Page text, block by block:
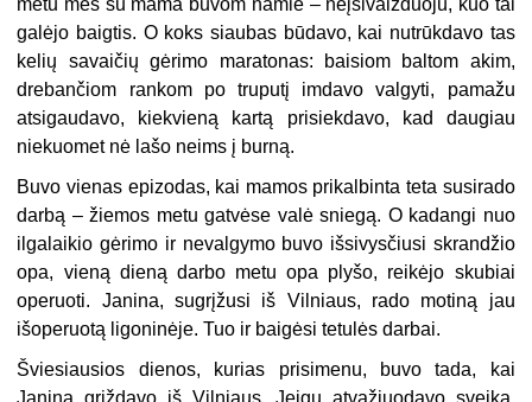
metu mes su mama buvom namie – neįsivaizduoju, kuo tai
galėjo baigtis. O koks siaubas būdavo, kai nutrūkdavo tas
kelių savaičių gėrimo maratonas: baisiom baltom akim,
drebančiom rankom po truputį imdavo valgyti, pamažu
atsigaudavo, kiekvieną kartą prisiekdavo, kad daugiau
niekuomet nė lašo neims į burną.
Buvo vienas epizodas, kai mamos prikalbinta teta susirado
darbą – žiemos metu gatvėse valė sniegą. O kadangi nuo
ilgalaikio gėrimo ir nevalgymo buvo išsivysčiusi skrandžio
opa, vieną dieną darbo metu opa plyšo, reikėjo skubiai
operuoti. Janina, sugrįžusi iš Vilniaus, rado motiną jau
išoperuotą ligoninėje. Tuo ir baigėsi tetulės darbai.
Šviesiausios dienos, kurias prisimenu, buvo tada, kai